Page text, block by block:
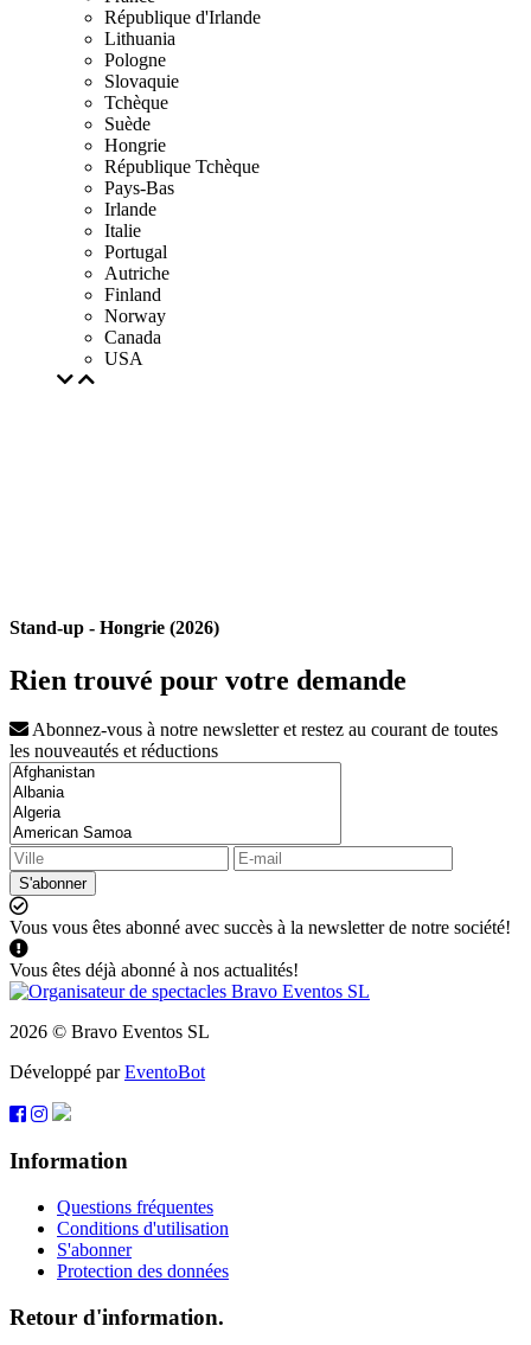
République d'Irlande
Lithuania
Pologne
Slovaquie
Tchèque
Suède
Hongrie
République Tchèque
Pays-Bas
Irlande
Italie
Portugal
Autriche
Finland
Norway
Canada
USA
Stand-up - Hongrie (2026)
Rien trouvé pour votre demande
Abonnez-vous à notre newsletter et restez au courant de toutes
les nouveautés et réductions
S'abonner
Vous vous êtes abonné avec succès à la newsletter de notre société!
Vous êtes déjà abonné à nos actualités!
2026 © Bravo Eventos SL
Développé parEventoBot
Information
Questions fréquentes
Conditions d'utilisation
S'abonner
Protection des données
Retour d'information.